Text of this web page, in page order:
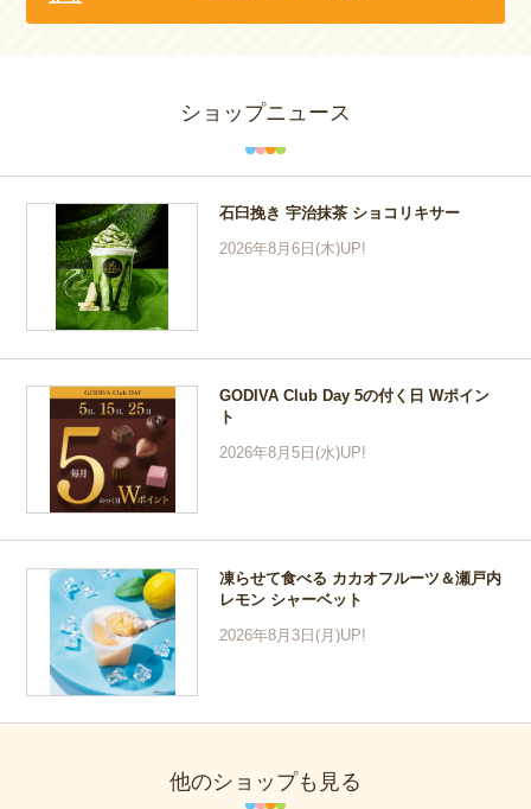
ショップニュース
石臼挽き 宇治抹茶 ショコリキサー
2026年8月6日(木)UP!
GODIVA Club Day 5の付く日 Wポイン
ト
2026年8月5日(水)UP!
凍らせて食べる カカオフルーツ＆瀬戸内
レモン シャーベット
2026年8月3日(月)UP!
他のショップも見る